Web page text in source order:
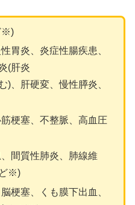
※)
胃炎、炎症性腸疾患、
(肝炎
)、肝硬変、慢性膵炎、
梗塞、不整脈、高血圧
間質性肺炎、肺線維
※)
梗塞、くも膜下出血、